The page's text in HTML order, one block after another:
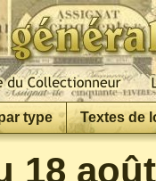
type Textes de
18